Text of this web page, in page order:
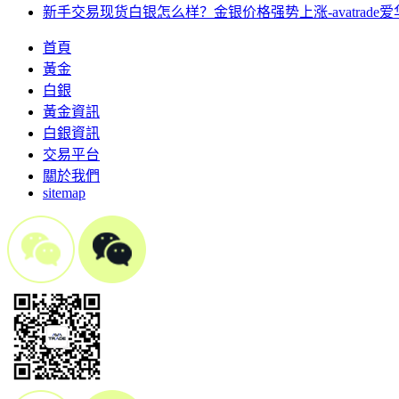
新手交易现货白银怎么样？金银价格强势上涨-avatrade爱
首頁
黃金
白銀
黃金資訊
白銀資訊
交易平台
關於我們
sitemap